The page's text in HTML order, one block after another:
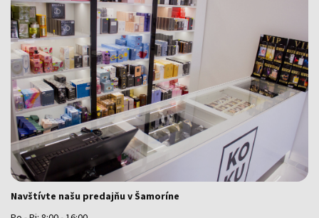
Navštívte našu predajňu v Šamoríne